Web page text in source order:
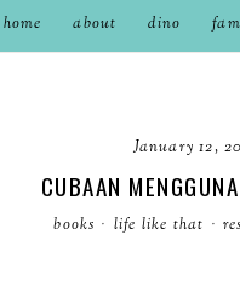
home about dino
January 12,
CUBAAN
books · life like that ·